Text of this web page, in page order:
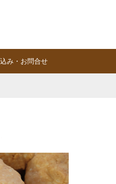
み・お問合せ